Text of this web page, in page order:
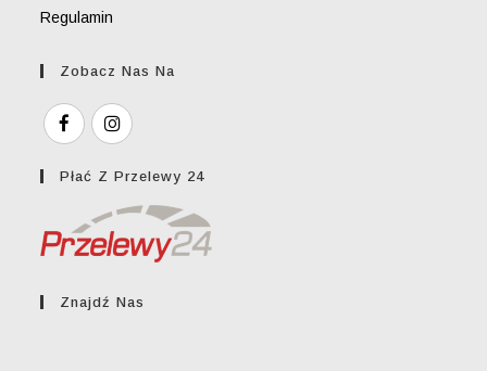
Regulamin
Zobacz Nas Na
Płać Z Przelewy 24
Znajdź Nas